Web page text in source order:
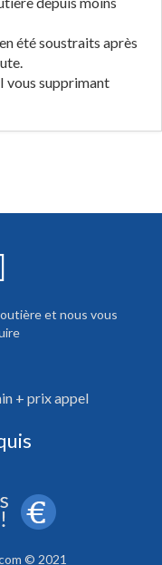
été soustraits après
vous supprimant
et nous vous
+ prix appel
© 2021